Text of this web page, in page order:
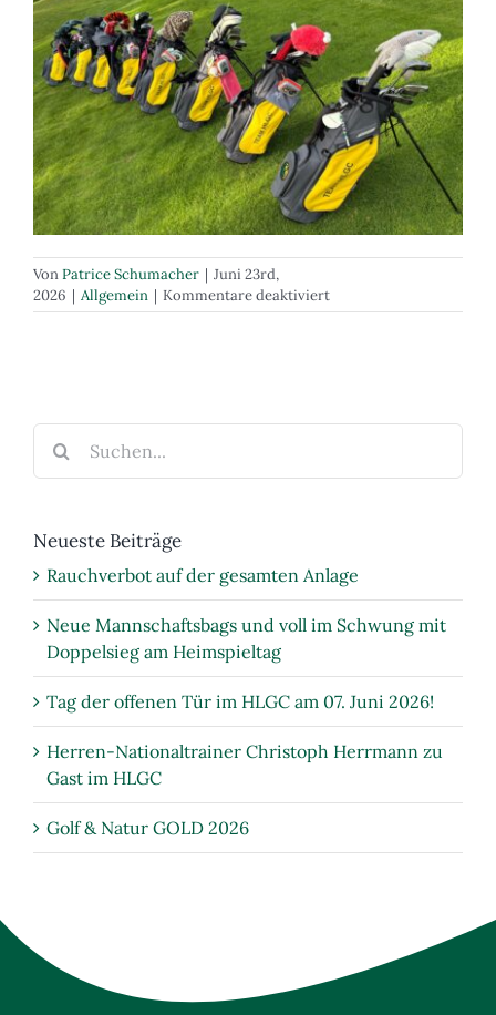
VonPatrice Schumacher | Juni 23rd,
2026 | Allgemein | Kommentare deaktiviertfür
Neue
Schwung
am
nach:
Neueste Beiträge
Rauchverbot auf der gesamten Anlage
Neue Mannschaftsbags und voll im Schwung mit
Doppelsieg am Heimspieltag
Tag der offenen Tür im HLGC am 07. Juni 2026!
Herren-Nationaltrainer Christoph Herrmann zu
Gast im HLGC
Golf & Natur GOLD 2026